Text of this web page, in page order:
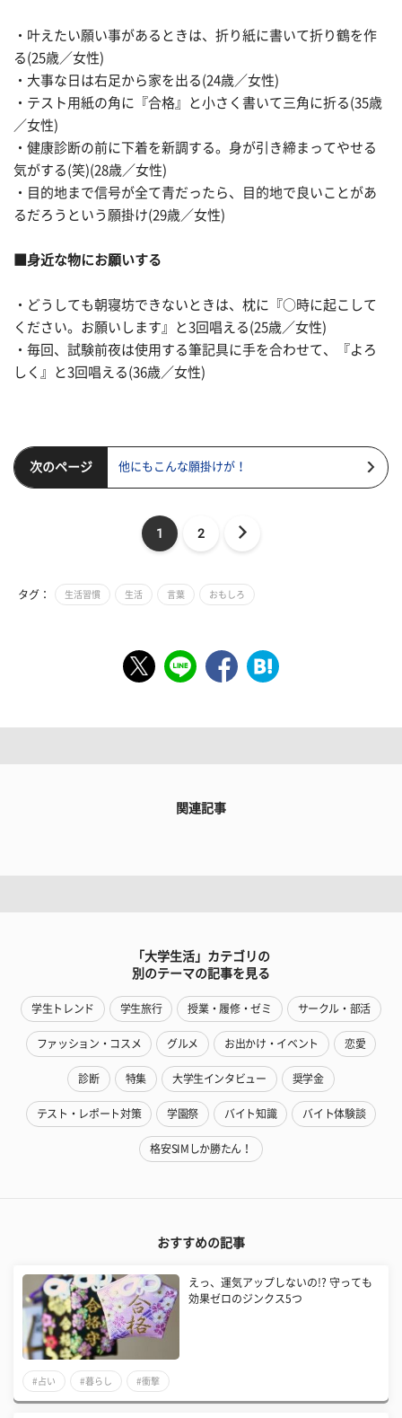
・叶えたい願い事があるときは、折り紙に書いて折り鶴を作
る(25歳／女性)
・大事な日は右足から家を出る(24歳／女性)
・テスト用紙の角に『合格』と小さく書いて三角に折る(35歳
／女性)
・健康診断の前に下着を新調する。身が引き締まってやせる
気がする(笑)(28歳／女性)
・目的地まで信号が全て青だったら、目的地で良いことがあ
るだろうという願掛け(29歳／女性)
■身近な物にお願いする
・どうしても朝寝坊できないときは、枕に『○時に起こして
ください。お願いします』と3回唱える(25歳／女性)
・毎回、試験前夜は使用する筆記具に手を合わせて、『よろ
しく』と3回唱える(36歳／女性)
次のページ 他にもこんな願掛けが！
1 2
タグ： 生活習慣 生活 言葉 おもしろ
関連記事
「大学生活」カテゴリの
別のテーマの記事を見る
学生トレンド 学生旅行 授業・履修・ゼミ サークル・部活
ファッション・コスメ グルメ お出かけ・イベント 恋愛
診断 特集 大学生インタビュー 奨学金
テスト・レポート対策 学園祭 バイト知識 バイト体験談
格安SIMしか勝たん！
おすすめの記事
えっ、運気アップしないの!? 守っても
効果ゼロのジンクス5つ
#占い #暮らし #衝撃